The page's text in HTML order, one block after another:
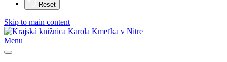
Reset
Skip to main content
Menu